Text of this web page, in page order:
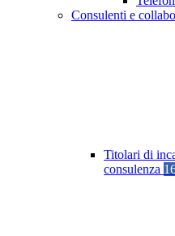
Consulenti e
Titolari di
consulenza